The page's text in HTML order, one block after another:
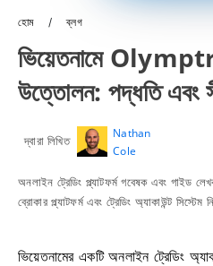
হোম ব্লগ
ভিয়েতনামে
উত্তোলন: পদ্ধতি এবং
দ্বারা লিখিত
Nathan
Cole
অনলাইন ট্রেডিং প্ল্যাটফর্ম গবেষক এবং গাইড
ব্রোকার প্ল্যাটফর্ম এবং ট্রেডিং অ্যাকাউন্ট সিস্টেম
ভিয়েতনামের একটি অনলাইন ট্রেডিং